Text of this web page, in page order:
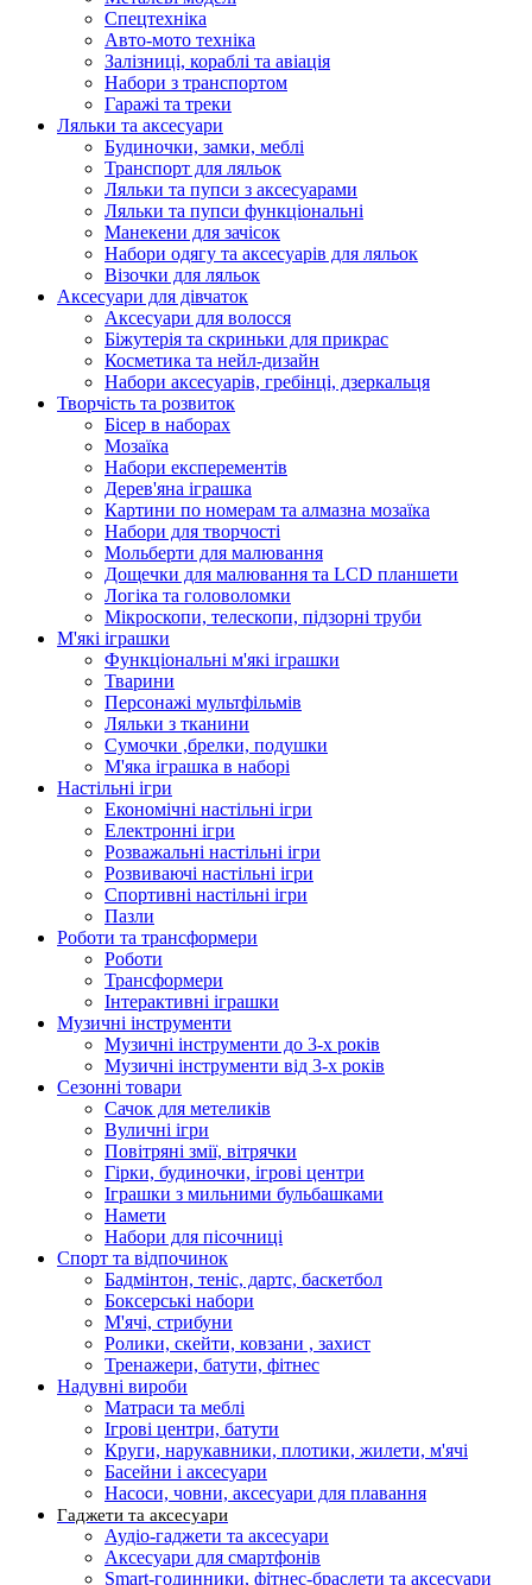
Спецтехніка
Авто-мото техніка
Залізниці, кораблі та авіація
Набори з транспортом
Гаражі та треки
Ляльки та аксесуари
Будиночки, замки, меблі
Транспорт для ляльок
Ляльки та пупси з аксесуарами
Ляльки та пупси функціональні
Манекени для зачісок
Набори одягу та аксесуарів для ляльок
Візочки для ляльок
Аксесуари для дівчаток
Аксесуари для волосся
Біжутерія та скриньки для прикрас
Косметика та нейл-дизайн
Набори аксесуарів, гребінці, дзеркальця
Творчість та розвиток
Бісер в наборах
Мозаїка
Набори експерементів
Дерев'яна іграшка
Картини по номерам та алмазна мозаїка
Набори для творчості
Мольберти для малювання
Дощечки для малювання та LCD планшети
Логіка та головоломки
Мікроскопи, телескопи, підзорні труби
М'які іграшки
Функціональні м'які іграшки
Тварини
Персонажі мультфільмів
Ляльки з тканини
Сумочки ,брелки, подушки
М'яка іграшка в наборі
Настільні ігри
Економічні настільні ігри
Електронні ігри
Розважальні настільні ігри
Розвиваючі настільні ігри
Спортивні настільні ігри
Пазли
Роботи та трансформери
Роботи
Трансформери
Інтерактивні іграшки
Музичні інструменти
Музичні інструменти до 3-х років
Музичні інструменти від 3-х років
Сезонні товари
Сачок для метеликів
Вуличні ігри
Повітряні змії, вітрячки
Гірки, будиночки, ігрові центри
Іграшки з мильними бульбашками
Намети
Набори для пісочниці
Спорт та відпочинок
Бадмінтон, теніс, дартс, баскетбол
Боксерські набори
М'ячі, стрибуни
Ролики, скейти, ковзани , захист
Тренажери, батути, фітнес
Надувні вироби
Матраси та меблі
Ігрові центри, батути
Круги, нарукавники, плотики, жилети, м'ячі
Басейни і аксесуари
Насоси, човни, аксесуари для плавання
Гаджети та аксесуари
Аудіо-гаджети та аксесуари
Аксесуари для смартфонів
Smart-годинники, фітнес-браслети та аксесуари